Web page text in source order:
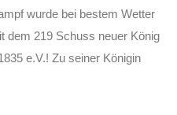
wurde bei bestem Wetter
dem 219 Schuss neuer König
e.V.! Zu seiner Königin